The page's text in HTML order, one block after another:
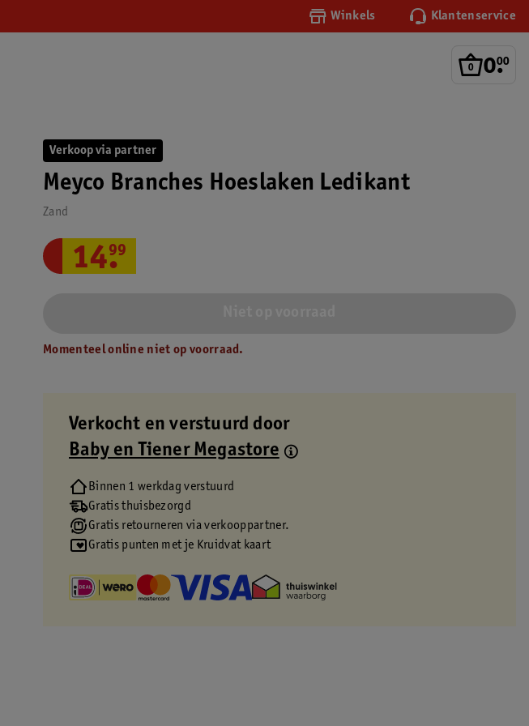
Winkels Klantenservice
0.
00
Verkoop via partner
Meyco Branches Hoeslaken Ledikant
Zand
14.
99
Momenteel online niet op voorraad.
Verkocht en verstuurd door
Baby en Tiener Megastore
Binnen 1 werkdag verstuurd
Gratis thuisbezorgd
Gratis retourneren via verkooppartner.
Gratis punten met je Kruidvat kaart